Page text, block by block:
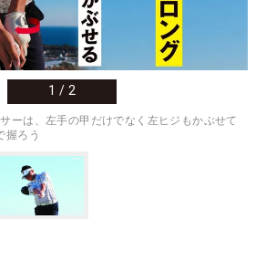
1 / 2
ーは、左手の甲だけでなく左ヒジもかぶせて
握ろう